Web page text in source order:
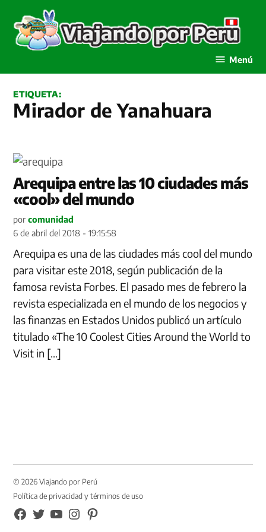
contenido
Menú
ETIQUETA:
Mirador de Yanahuara
Arequipa entre las 10 ciudades más
«cool» del mundo
por comunidad
6 de abril del 2018 - 19:15:58
Arequipa es una de las ciudades más cool del mundo
para visitar este 2018, según publicación de la
famosa revista Forbes. El pasado mes de febrero la
revista especializada en el mundo de los negocios y
las finanzas en Estados Unidos publicó un artículo
titulado «The 10 Coolest Cities Around the World to
Visit in […]
© 2026 Viajando por Perú
Política de privacidad y términos de uso
FB
TW YouTubeInstagramPinterest